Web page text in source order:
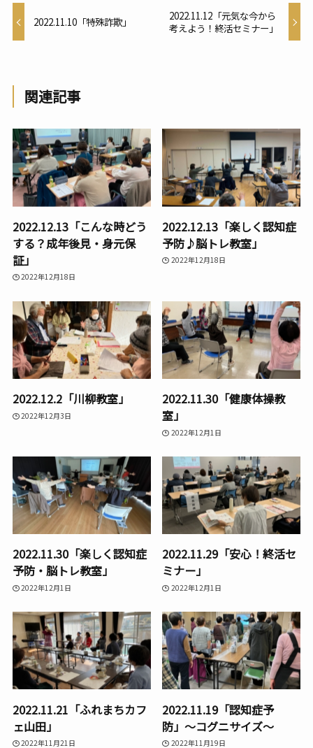
2022.11.10「特殊詐欺」
2022.11.12「元気な今から
考えよう！終活セミナー」
関連記事
2022.12.13「こんな時どう
する？成年後見・身元保
証」
2022年12月18日
2022.12.13「楽しく認知症
予防♪脳トレ教室」
2022年12月18日
2022.12.2「川柳教室」
2022年12月3日
2022.11.30「健康体操教
室」
2022年12月1日
2022.11.30「楽しく認知症
予防・脳トレ教室」
2022年12月1日
2022.11.29「安心！終活セ
ミナー」
2022年12月1日
2022.11.21「ふれまちカフ
ェ山田」
2022年11月21日
2022.11.19「認知症予
防」〜コグニサイズ〜
2022年11月19日